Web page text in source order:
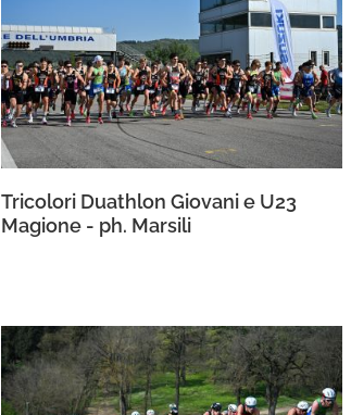
Tricolori Duathlon Giovani e U23
Magione - ph. Marsili